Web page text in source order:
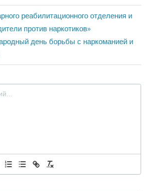
реабилитационного отделения и
против наркотиков»
день борьбы с наркоманией и